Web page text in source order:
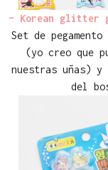
– Korean glitter
Set de
(yo creo que
nuestras uñas) y
del